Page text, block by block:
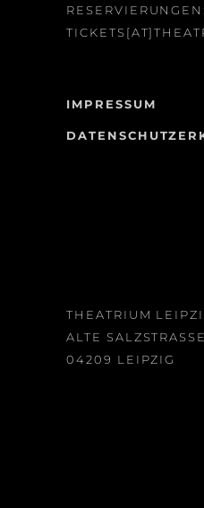
IMPRESSUM
THEATRIUM
ALTE SALZSTRASSE
04209 LEIPZIG